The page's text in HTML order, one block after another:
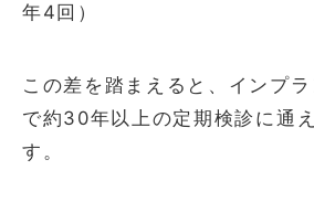
年4回）
この差を踏まえると、インプ
で約30年以上の定期検診に通
す。